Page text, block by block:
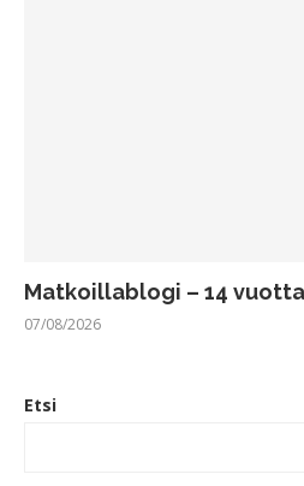
Matkoillablogi – 14
07/08/2026
Etsi